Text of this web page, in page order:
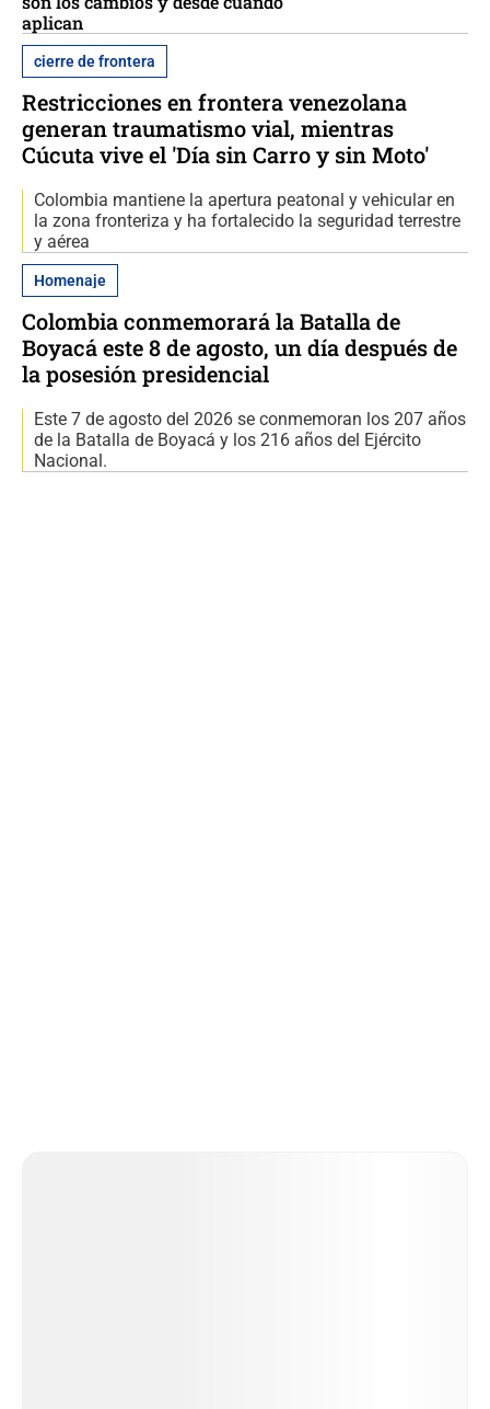
aplican
cierre de frontera
Restricciones en frontera venezolana
generan traumatismo vial, mientras
Cúcuta vive el 'Día sin Carro y sin Moto'
Colombia mantiene la apertura peatonal y vehicular en
la zona fronteriza y ha fortalecido la seguridad terrestre
y aérea
Homenaje
Colombia conmemorará la Batalla de
Boyacá este 8 de agosto, un día después de
la posesión presidencial
Este 7 de agosto del 2026 se conmemoran los 207 años
de la Batalla de Boyacá y los 216 años del Ejército
Nacional.